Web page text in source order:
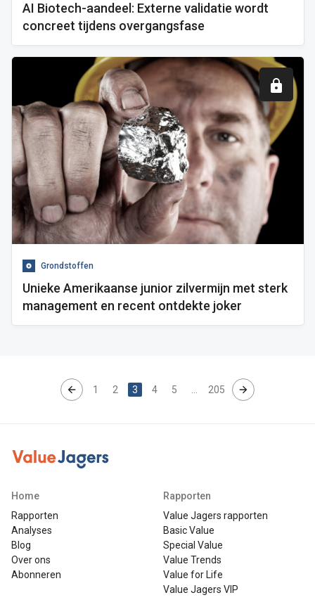
AI Biotech-aandeel: Externe validatie wordt
concreet tijdens overgangsfase
Grondstoffen
Unieke Amerikaanse junior zilvermijn met sterk
management en recent ontdekte joker
1 2 3 4 5 … 205
Home
Rapporten
Analyses
Blog
Over ons
Abonneren
Rapporten
Value Jagers rapporten
Basic Value
Special Value
Value Trends
Value for Life
Value Jagers VIP